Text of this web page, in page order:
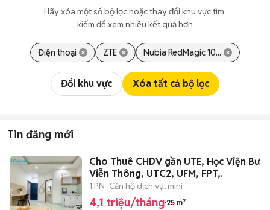
Hãy xóa một số bộ lọc hoặc thay đổi khu vực tìm
kiếm để xem nhiều kết quả hơn
Điện thoại ZTE Nubia RedMagic 10...
Đổi khu vực Xóa tất cả bộ lọc
Tin đăng mới
Cho Thuê CHDV gần UTE, Học Viện Bưu
Viễn Thông, UTC2, UFM, FPT,.
1 PN Căn hộ dịch vụ, mini
4,1 triệu/tháng 25 m²